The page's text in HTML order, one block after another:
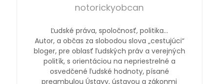
notorickyobcan
Ľudské práva, spoločnosť, politika…
Autor, a občas za slobodou slova „cestujúci“
bloger, pre oblasť ľudských práv a verejných
politík, s orientáciou na nepriestrelné a
osvedčené ľudské hodnoty, písané
preambulou Ústavy, ústavou a zákonmi